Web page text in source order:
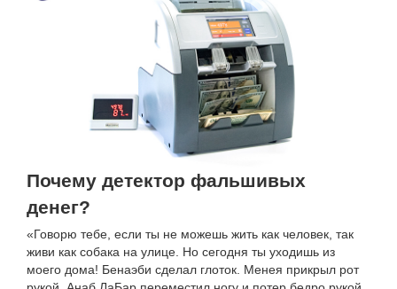
Почему детектор фальшивых
денег?
«Говорю тебе, если ты не можешь жить как человек, так
живи как собака на улице. Но сегодня ты уходишь из
моего дома! Бенаэби сделал глоток. Менея прикрыл рот